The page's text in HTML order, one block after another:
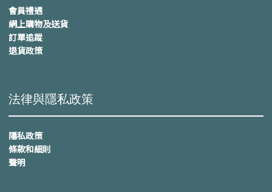
會員禮遇
網上購物及送貨
訂單追蹤
退貨政策
法律與隱私政策
隱私政策
條款和細則
聲明